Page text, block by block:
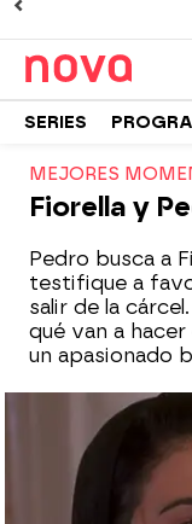
SERIES
MEJORES
Fiorella y
Pedro busca a
testifique a
salir de la
qué van a
un apasionado